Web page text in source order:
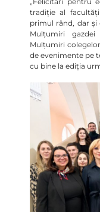
tradiție al
primul rând, dar și
Mulțumiri
Mulțumiri
de evenimente pe
cu bine la ediția